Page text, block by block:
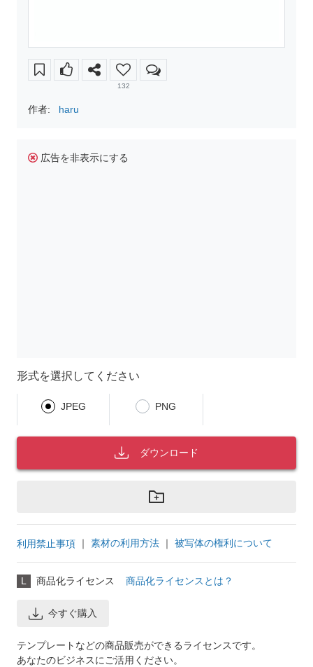
132
作者: haru
広告を非表示にする
形式を選択してください
JPEG PNG
ダウンロード
利用禁止事項 ｜ 素材の利用方法 ｜ 被写体の権利について
L 商品化ライセンス 商品化ライセンスとは？
今すぐ購入
テンプレートなどの商品販売ができるライセンスです。
あなたのビジネスにご活用ください。